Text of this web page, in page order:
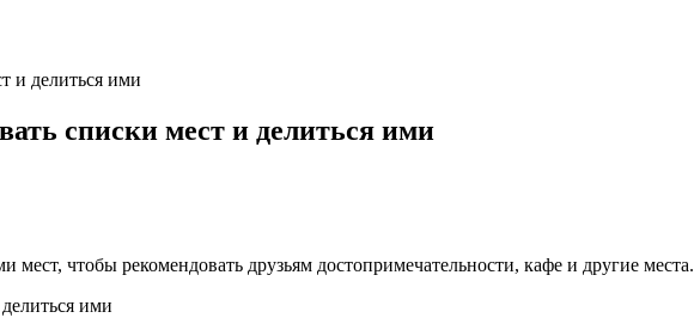
и делиться ими
списки мест и делиться ими
чтобы рекомендовать друзьям достопримечательности, кафе и другие места.